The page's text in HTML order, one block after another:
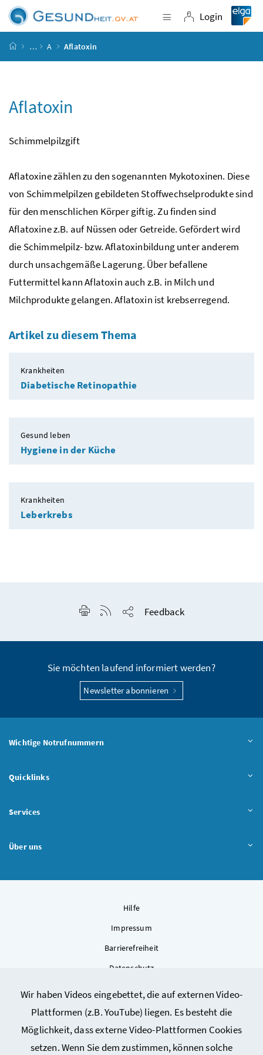
Zum Inhalt
Zum Hauptmenü
Zum Untermenü
Zur Suche
Wir haben Videos eingebettet, die auf externen Video-
Plattformen (z.B. YouTube) liegen. Es besteht die
Möglichkeit, dass externe Video-Plattformen Cookies
setzen. Wenn Sie dem zustimmen, können solche
Navigation
Login
Login
Startseite
… A Aflatoxin
Aflatoxin
Schimmelpilzgift
Aflatoxine zählen zu den sogenannten Mykotoxinen. Diese
von Schimmelpilzen gebildeten Stoffwechselprodukte sind
für den menschlichen Körper giftig. Zu finden sind
Aflatoxinez.B. auf Nüssen oder Getreide. Gefördert wird
die Schimmelpilz-bzw.Aflatoxinbildung unter anderem
durch unsachgemäße Lagerung. Über befallene
Futtermittel kann Aflatoxin auch z.B. in Milch und
Milchprodukte gelangen. Aflatoxin ist krebserregend.
Artikel zu diesem Thema
Krankheiten
Diabetische Retinopathie
Gesund leben
Hygiene in der Küche
Krankheiten
Leberkrebs
Seite drucken
RSS-Feed anzeigen
Feedback
Sie möchten laufend informiert werden?
Newsletter abonnieren
Wichtige Notrufnummern
Quicklinks
Services
Über uns
Hilfe
Impressum
Barrierefreiheit
Datenschutz
Sitemap
Cookie-Einstellungen